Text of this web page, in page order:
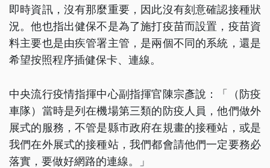
即時資訊，沒有那麼重要，因此沒有刻意確認接種狀
況。他也指出健保不是為了施打疫苗而設置，疫苗資
料主要也是由疾管署主管，是兩個不同的系統，還是
希望按照程序插健保卡、連線。
中央流行疫情指揮中心副指揮官陳宗彥說：「（防疫
車隊）當時是列在機場第三類的防疫人員，他們做外
展式的服務，不管是縣市政府在規畫的接種站，或是
我們在外展式的接種站，我們都會請他們一定要務必
落實，要做好網路的連線。」